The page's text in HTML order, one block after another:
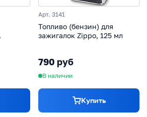
Арт. 3141
Топливо (бензин) для
зажигалок Zippo, 125 мл
790 руб
В наличии
Купить